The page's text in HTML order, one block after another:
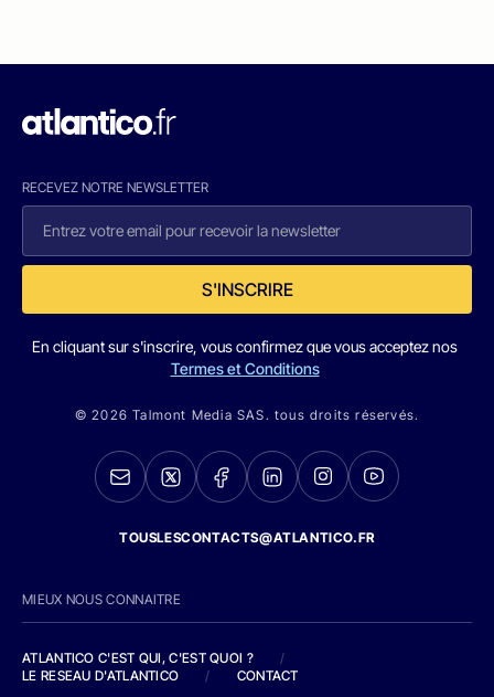
RECEVEZ NOTRE NEWSLETTER
S'INSCRIRE
En cliquant sur s'inscrire, vous confirmez que vous acceptez nos
Termes et Conditions
© 2026 Talmont Media SAS. tous droits réservés.
TOUSLESCONTACTS@ATLANTICO.FR
MIEUX NOUS CONNAITRE
ATLANTICO C'EST QUI, C'EST QUOI ?
/
LE RESEAU D'ATLANTICO
/ CONTACT